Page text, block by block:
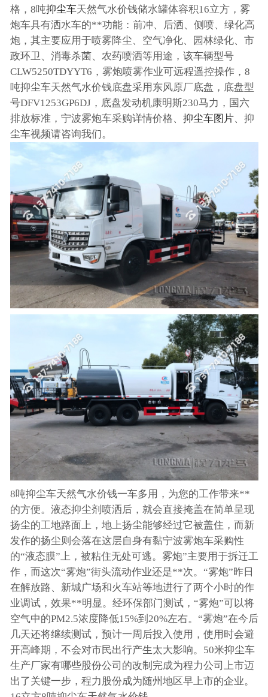
格，8吨抑尘车天然气水价钱储水罐体容积16立方，雾
炮车具有洒水车的**功能：前冲、后洒、侧喷、绿化高
炮，其主要应用于喷雾降尘、空气净化、园林绿化、市
政环卫、消毒杀菌、农药喷洒等用途，该车辆型号
CLW5250TDYYT6，雾炮喷雾作业可远程遥控操作，8
吨抑尘车天然气水价钱底盘采用东风原厂底盘，底盘型
号DFV1253GP6DJ，底盘发动机康明斯230马力，国六
排放标准，宁波雾炮车采购详情价格、 抑尘车图片、抑
尘车视频请咨询我们。
8吨抑尘车天然气水价钱一车多用，为您的工作带来**
的方便。液态抑尘剂喷洒后，就会直接掩盖在简单呈现
扬尘的工地路面上，地上扬尘能够经过它被盖住，而新
发作的扬尘则会落在这层自身有黏宁波雾炮车采购性
的“液态膜”上，被粘住无处可逃。雾炮”主要用于拆迁工
作，而这次“雾炮”街头流动作业还是**次。“雾炮”昨日
在解放路、新城广场和火车站等地进行了两个小时的作
业调试，效果**明显。经环保部门测试，“雾炮”可以将
空气中的PM2.5浓度降低15%到20%左右。“雾炮”在今后
几天还将继续测试，预计一周后投入使用，使用时会避
开高峰期，不会对市民出行产生太大影响。50米抑尘车
生产厂家有哪些股份公司的改制完成为程力公司上市迈
出了关键一步，程力股份成为随州地区早上市的企业。